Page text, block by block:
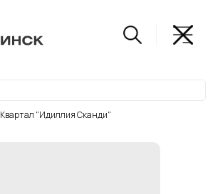
Квартал "Идиллия Сканди"